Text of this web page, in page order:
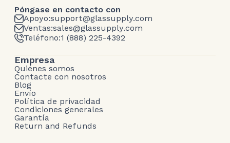
Póngase en contacto con
Apoyo:support@glassupply.com
Ventas:sales@glassupply.com
Teléfono:1 (888) 225-4392
Empresa
Quiénes somos
Contacte con nosotros
Blog
Envío
Política de privacidad
Condiciones generales
Garantía
Return and Refunds